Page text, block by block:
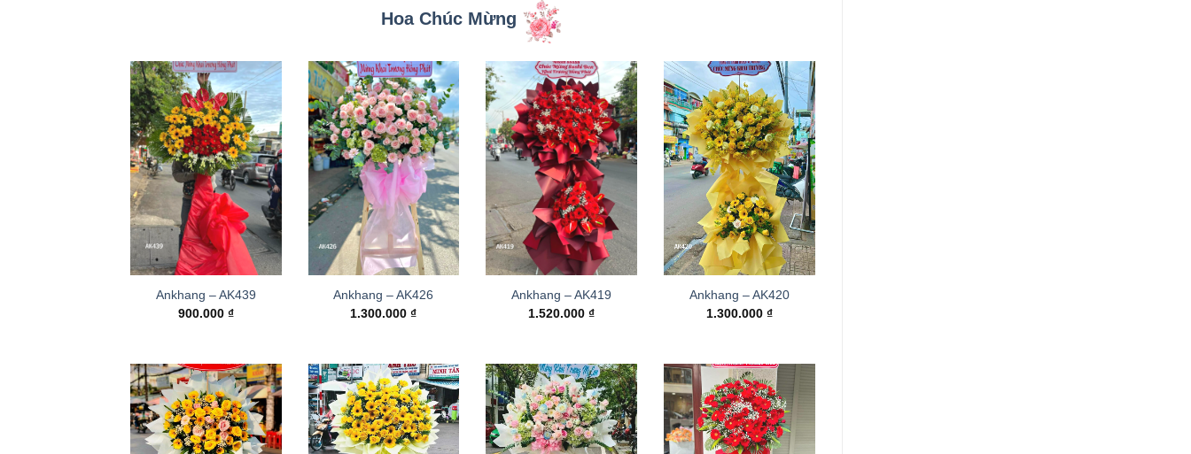
Hoa Chúc Mừng
Ankhang – AK439
900.000 ₫
Ankhang – AK426
1.300.000₫
Ankhang – AK419
1.520.000₫
Ankhang – AK420
1.300.000 ₫